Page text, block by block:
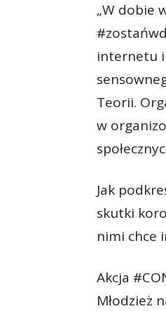
„W dobie
internetu i
Teorii.
w
Jak
skutki
nimi chce
Akcja
Młodzież